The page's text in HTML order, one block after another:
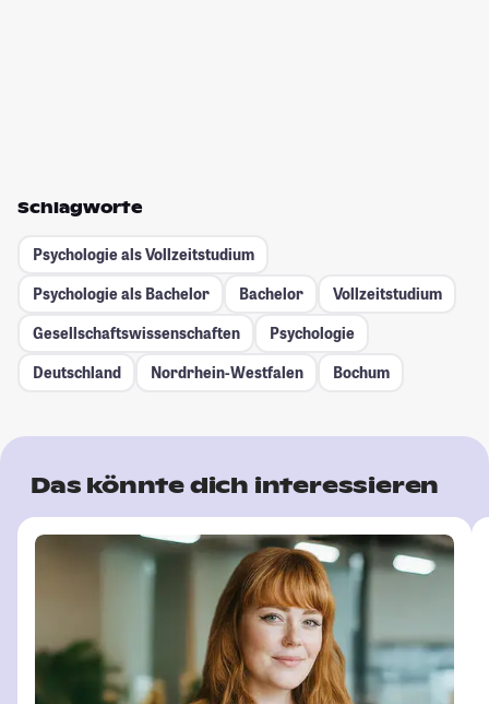
Schlagworte
Psychologie als Vollzeitstudium
Psychologie als Bachelor
Bachelor
Vollzeitstudium
Gesellschafts­wissenschaften
Psychologie
Deutschland
Nordrhein-Westfalen Bochum
Das könnte dich interessieren